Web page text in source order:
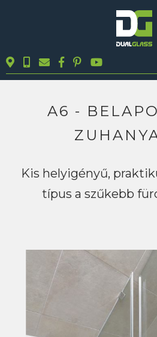
TERMÉKEK
A6 -
Kis helyigényű,
típus a szűkebb